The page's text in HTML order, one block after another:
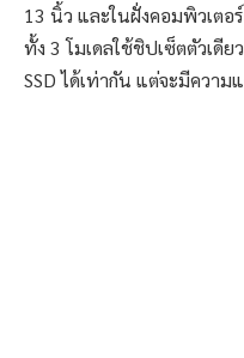
13 นิ้ว และในฝั่งคอมพิวเตอ
ทั้ง 3 โมเดลใช้ชิปเซ็ตตัวเดี
SSD ได้เท่ากัน แต่จะมีความ